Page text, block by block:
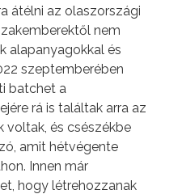
átélni az olaszországi
nem
alapanyagokkal és
szeptemberében
batchet a
rá is találtak arra az
voltak, és csészékbe
amit hétvégente
Innen már
hogy létrehozzanak